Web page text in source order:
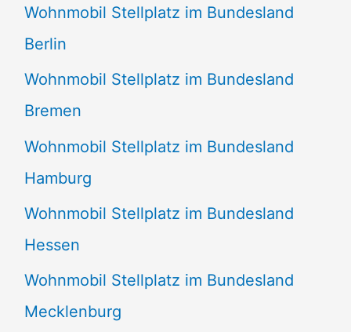
Wohnmobil Stellplatz im Bundesland
Berlin
Wohnmobil Stellplatz im Bundesland
Bremen
Wohnmobil Stellplatz im Bundesland
Hamburg
Wohnmobil Stellplatz im Bundesland
Hessen
Wohnmobil Stellplatz im Bundesland
Mecklenburg